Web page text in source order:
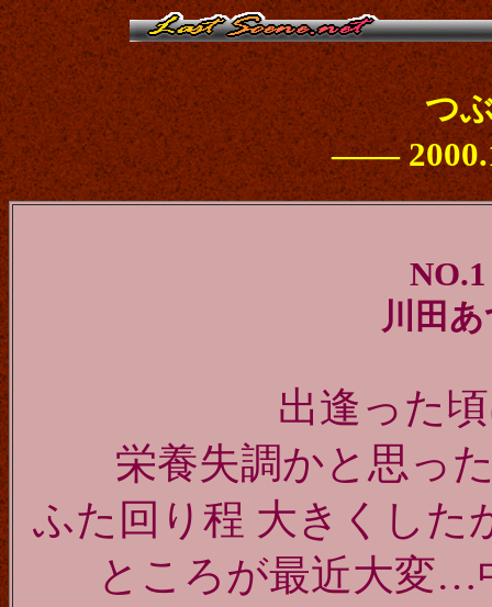
つ
――
NO.1
川田
出逢った
栄養失調かと思っ
ふた回り程 大きくした
ところが最近大変…